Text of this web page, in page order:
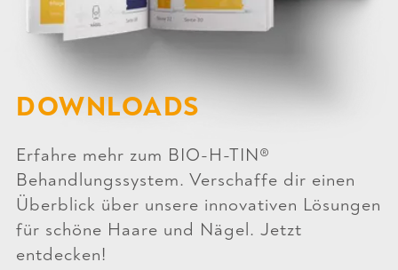
DOWNLOADS
Erfahre mehr zum BIO-H-TIN®
Behandlungssystem. Verschaffe dir einen
Überblick über unsere innovativen Lösungen
für schöne Haare und Nägel. Jetzt
entdecken!